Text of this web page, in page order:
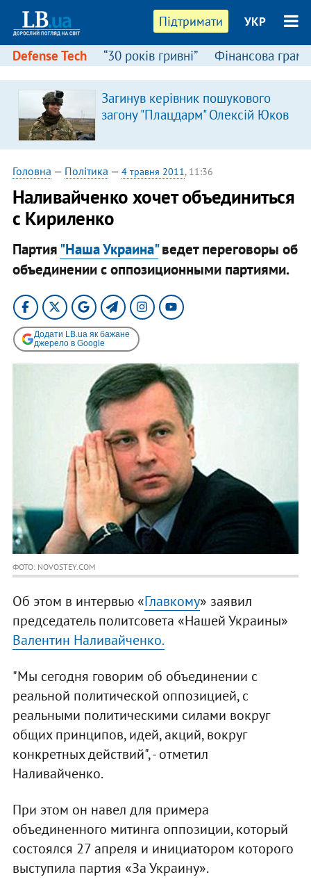
Підтримати УКР
Defense Tech “30 років гривні” Фінансова
Загинув керівник пошукового
загону "Плацдарм" Олексій Юков
Головна — Політика — 4 травня 2011, 11:36
Наливайченко хочет объединиться
с Кириленко
Партия"Наша Украина"ведет переговоры об
объединении с оппозиционными партиями.
Додати LB.ua як бажане
джерело в Google
ФОТО: NOVOSTEY.COM
Об этом в интервью «Главкому» заявил
председатель политсовета «Нашей Украины»
Валентин Наливайченко.
"Мы сегодня говорим об объединении с
реальной политической оппозицией, с
реальными политическими силами вокруг
общих принципов, идей, акций, вокруг
конкретных действий", - отметил
Наливайченко.
При этом он навел для примера
объединенного митинга оппозиции, который
состоялся 27 апреля и инициатором которого
выступила партия «За Украину».